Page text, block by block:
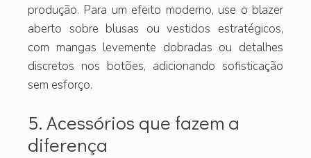
produção. Para um efeito moderno, use o blazer
aberto sobre blusas ou vestidos estratégicos,
com mangas levemente dobradas ou detalhes
discretos nos botões, adicionando sofisticação
sem esforço.
5. Acessórios que fazem a
diferença